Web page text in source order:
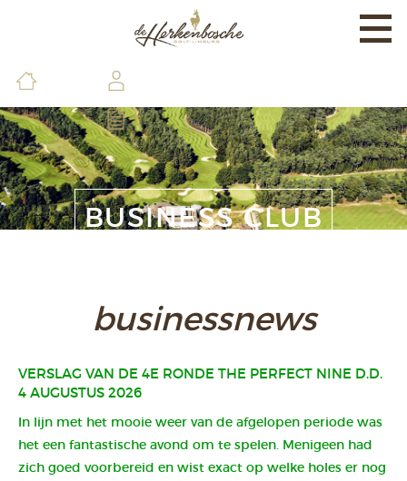
EXPERIENCE
BANEN & LAND
BRASSERIE & FACILITEITEN
DE GOLFSCHOOLBUSINESS CLUB
businessnews
VERSLAG VAN DE 4E RONDE THE PERFECT NINE D.D.
4 AUGUSTUS 2026
In lijn met het mooie weer van de afgelopen periode was
het een fantastische avond om te spelen. Menigeen had
zich goed voorbereid en wist exact op welke holes er nog